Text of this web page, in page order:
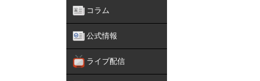
コラム
公式情報
ライブ配信